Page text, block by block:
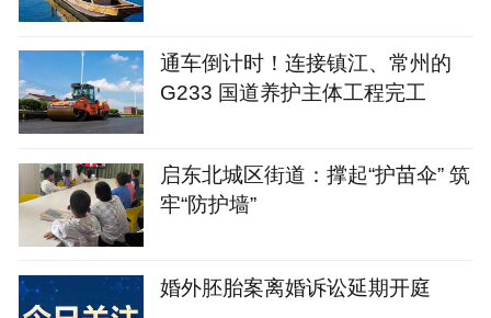
通车倒计时！连接镇江、常州的
G233 国道养护主体工程完工
启东北城区街道：撑起“护苗伞” 筑
牢“防护墙”
婚外胚胎案离婚诉讼延期开庭